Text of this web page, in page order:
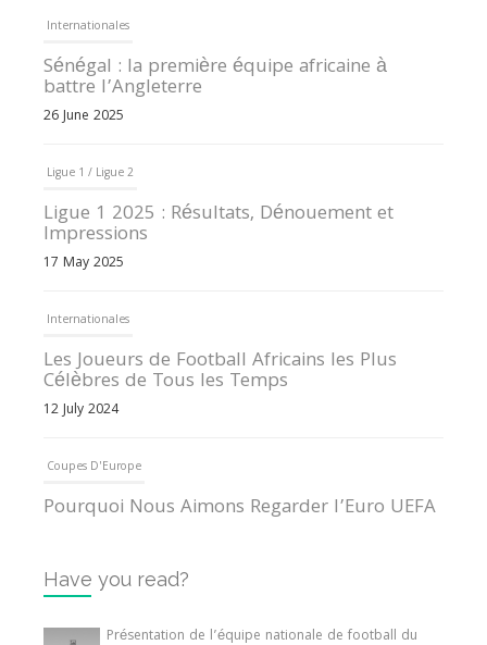
Internationales
Sénégal : la première équipe africaine à
battre l’Angleterre
26 June 2025
Ligue 1 / Ligue 2
Ligue 1 2025 : Résultats, Dénouement et
Impressions
17 May 2025
Internationales
Les Joueurs de Football Africains les Plus
Célèbres de Tous les Temps
12 July 2024
Coupes D'Europe
Pourquoi Nous Aimons Regarder l’Euro UEFA
Internationales
Tout ce que vous devez savoir sur la Coupe
Have you read?
Présentation de l’équipe nationale de football du